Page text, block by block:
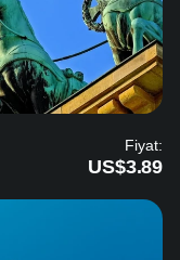
Fiyat:
US$3.89